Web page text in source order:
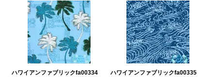
ハワイアンファブリックfa00334
ハワイアンファブリックfa00335